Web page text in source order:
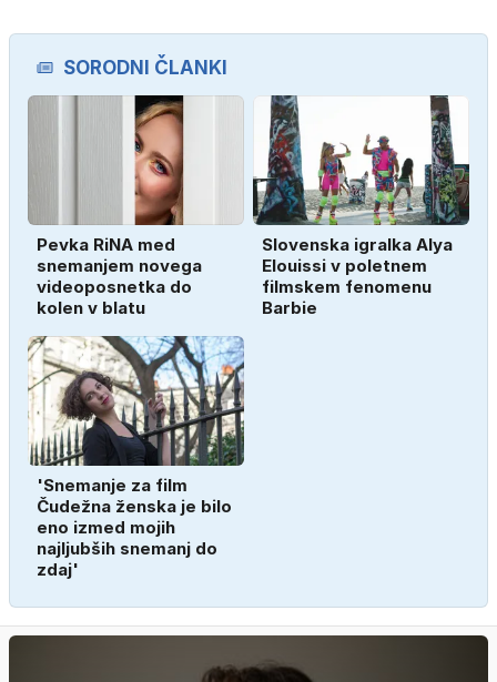
SORODNI ČLANKI
Pevka RiNA med
snemanjem novega
videoposnetka do
kolen v blatu
Slovenska igralka Alya
Elouissi v poletnem
filmskem fenomenu
Barbie
'Snemanje za film
Čudežna ženska je bilo
eno izmed mojih
najljubših snemanj do
zdaj'